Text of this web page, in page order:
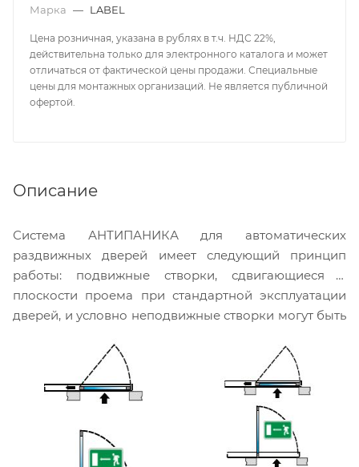
Марка — LABEL
Цена розничная, указана в рублях в т.ч. НДС 22%,
действительна только для электронного каталога и может
отличаться от фактической цены продажи. Специальные
цены для монтажных организаций. Не является публичной
офертой.
Описание
Система АНТИПАНИКА для автоматических
раздвижных дверей имеет следующий принцип
работы: подвижные створки, сдвигающиеся в
плоскости проема при стандартной эксплуатации
дверей, и условно неподвижные створки могут быть
толчком в соответствии с
требованиями Приложения III DM3.10.1998 "Меры,
касающиеся средств эвакуации в случае пожара" и
"Критерии общие пожарной безопасности для
управления чрезвычайными ситуациями на
рабочем месте" для увеличения пропускной